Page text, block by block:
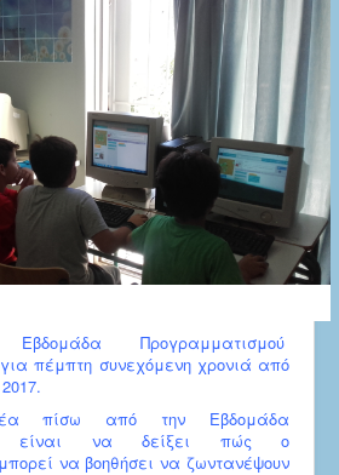
Προγραμματισμού
πέμπτη συνεχόμενη χρονιά από
πίσω από την Εβδομάδα
είναι να δείξει πώς ο
να βοηθήσει να ζωντανέψουν